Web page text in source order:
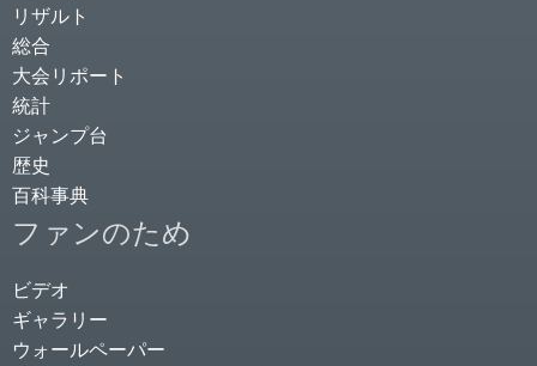
リザルト
総合
大会リポート
統計
ジャンプ台
歴史
百科事典
ファンのため
ビデオ
ギャラリー
ウォールペーパー